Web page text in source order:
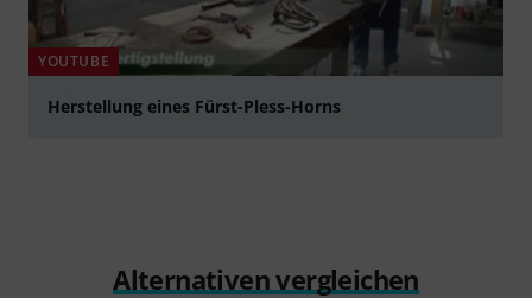
YOUTUBE
Herstellung eines Fürst-Pless-Horns
Alternativen vergleichen